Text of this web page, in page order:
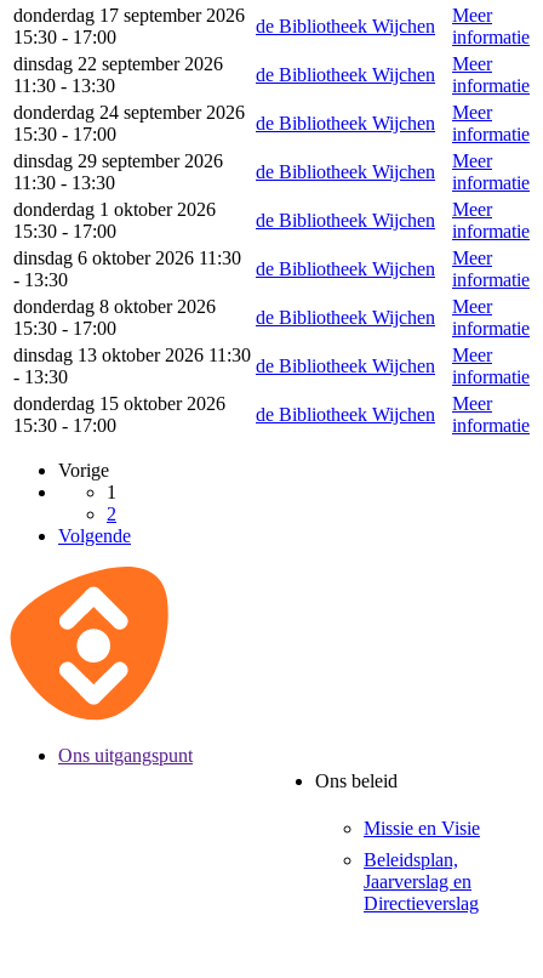
donderdag 17 september 2026
15:30 - 17:00
de Bibliotheek Wijchen
Meer
informatie
dinsdag 22 september 2026
11:30 - 13:30
de Bibliotheek Wijchen
Meer
informatie
donderdag 24 september 2026
15:30 - 17:00
de Bibliotheek Wijchen
Meer
informatie
dinsdag 29 september 2026
11:30 - 13:30
de Bibliotheek Wijchen
Meer
informatie
donderdag 1 oktober 2026
15:30 - 17:00
de Bibliotheek Wijchen
Meer
informatie
dinsdag 6 oktober 2026 11:30
- 13:30
de Bibliotheek Wijchen
Meer
informatie
donderdag 8 oktober 2026
15:30 - 17:00
de Bibliotheek Wijchen
Meer
informatie
dinsdag 13 oktober 2026 11:30
- 13:30
de Bibliotheek Wijchen
Meer
informatie
donderdag 15 oktober 2026
15:30 - 17:00
de Bibliotheek Wijchen
Meer
informatie
Vorige
1
2
Volgende
Ons uitgangspunt
Ons beleid
Missie en Visie
Beleidsplan,
Jaarverslag en
Directieverslag